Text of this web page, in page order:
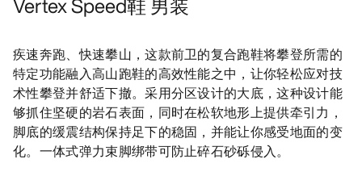
疾速奔跑、快速攀山，这款前卫的复合跑鞋将攀登所需的
特定功能融入高山跑鞋的高效性能之中，让你轻松应对技
术性攀登并舒适下撤。采用分区设计的大底，这种设计能
够抓住坚硬的岩石表面，同时在松软地形上提供牵引力，
脚底的缓震结构保持足下的稳固，并能让你感受地面的变
化。一体式弹力束脚绑带可防止碎石砂砾侵入。